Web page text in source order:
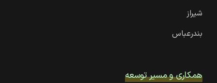
شیراز
بندرعباس
همکاری و مسیر توسعه